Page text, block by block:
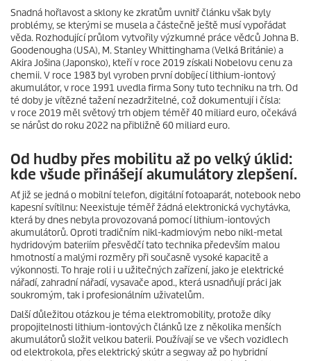
Snadná hořlavost a sklony ke zkratům uvnitř článku však byly
problémy, se kterými se musela a částečně ještě musí vypořádat
věda. Rozhodující průlom vytvořily výzkumné práce vědců Johna B.
Goodenougha (USA), M. Stanley Whittinghama (Velká Británie) a
Akira Jošina (Japonsko), kteří v roce 2019 získali Nobelovu cenu za
chemii. V roce 1983 byl vyroben první dobíjecí lithium-iontový
akumulátor, v roce 1991 uvedla firma Sony tuto techniku na trh. Od
té doby je vítězné tažení nezadržitelné, což dokumentují i čísla:
v roce 2019 měl světový trh objem téměř 40 miliard euro, očekává
se nárůst do roku 2022 na přibližně 60 miliard euro.
Od hudby přes mobilitu až po velký úklid:
kde všude přinášejí akumulátory zlepšení.
Ať již se jedná o mobilní telefon, digitální fotoaparát, notebook nebo
kapesní svítilnu: Neexistuje téměř žádná elektronická vychytávka,
která by dnes nebyla provozovaná pomocí lithium-iontových
akumulátorů. Oproti tradičním nikl-kadmiovým nebo nikl-metal
hydridovým bateriím přesvědčí tato technika především malou
hmotností a malými rozměry při současně vysoké kapacitě a
výkonnosti. To hraje roli i u užitečných zařízení, jako je elektrické
nářadí, zahradní nářadí, vysavače apod., která usnadňují práci jak
soukromým, tak i profesionálním uživatelům.
Další důležitou otázkou je téma elektromobility, protože díky
propojitelnosti lithium-iontových článků lze z několika menších
akumulátorů složit velkou baterii. Používají se ve všech vozidlech
od elektrokola, přes elektrický skútr a segway až po hybridní